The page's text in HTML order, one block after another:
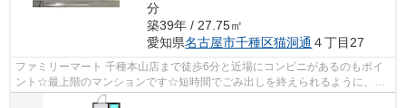
分
築39年 / 27.75㎡
愛知県名古屋市千種区猫洞通 ４丁目27
ファミリーマート 千種本山店まで徒歩6分と近場にコンビニがあるのもポイ
ント☆最上階のマンションです☆短時間でごみ出しを終えられるように、敷
地内にゴミ置き場をつけております☆2駅...